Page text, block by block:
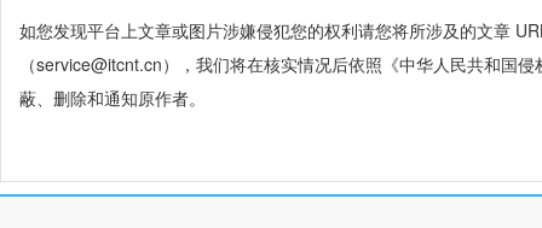
如您发现平台上文章或图片涉嫌侵犯您的权利请您将所涉及的文章
（service@itcnt.cn），我们将在核实情况后依照《中华人民共和国
蔽、删除和通知原作者。